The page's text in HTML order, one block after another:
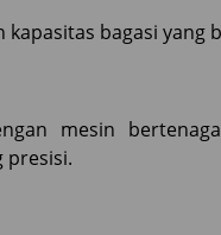
bagasi yang
mesin
presisi.